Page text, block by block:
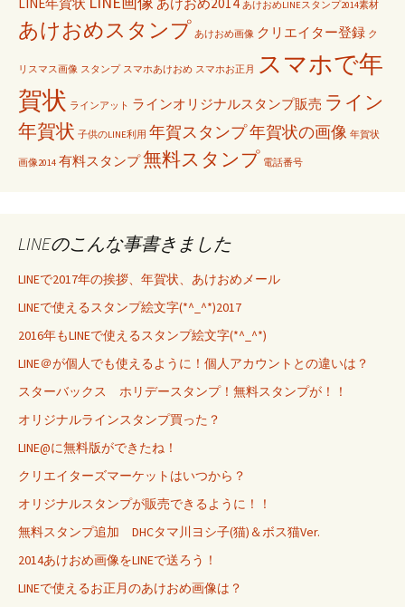
あけおめLINEスタンプ2014素材
あけおめスタンプ あけおめ画像 クリエイター登録 ク
リスマス画像 スタンプ スマホあけおめ スマホお正月 スマホで年
賀状 ラインアット ラインオリジナルスタンプ販売 ライン
年賀状 子供のLINE利用 年賀スタンプ年賀状の画像 年賀状
画像2014 有料スタンプ無料スタンプ 電話番号
LINEのこんな事書きました
LINEで2017年の挨拶、年賀状、あけおめメール
LINEで使えるスタンプ絵文字(*^_^*)2017
2016年もLINEで使えるスタンプ絵文字(*^_^*)
LINE＠が個人でも使えるように！個人アカウントとの違いは？
スターバックス ホリデースタンプ！無料スタンプが！！
オリジナルラインスタンプ買った？
LINE@に無料版ができたね！
クリエイターズマーケットはいつから？
オリジナルスタンプが販売できるように！！
無料スタンプ追加 DHCタマ川ヨシ子(猫)＆ボス猫Ver.
2014あけおめ画像をLINEで送ろう！
LINEで使えるお正月のあけおめ画像は？